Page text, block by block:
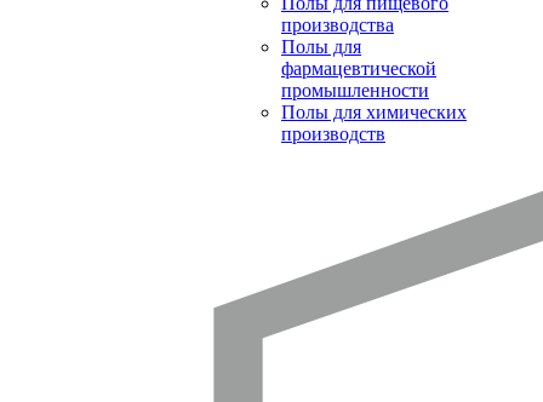
производства
Полы для
фармацевтической
промышленности
Полы для химических
производств